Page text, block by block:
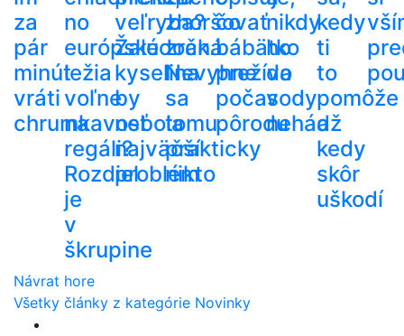
za
pár
minút
vráti
chrumkavosť
no
európske
ležia
voľne
na
regáli?
Rozdiel
je
v
škrupine
veľryba?
Žalúdočná
kyselina
by
nebola
najväčší
problém
zhoršovať
zrak.
Nevyhne
sa
tomu
prakticky
nikto
čo
bábätko
prežíva
počas
pôrodu
nikdy
ho
do
vody
nehádž
kedy
ti
to
pomôže
a
kedy
skôr
uškodí
Návrat hore
Všetky články z kategórie Novinky